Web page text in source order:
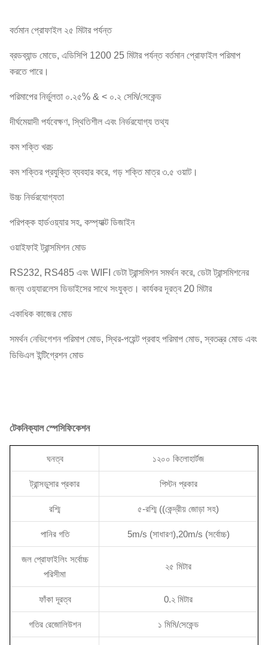
বর্তমান প্রোফাইল ২৫ মিটার পর্যন্ত
ব্রডব্যান্ড মোডে, এডিসিপি 1200 25 মিটার পর্যন্ত বর্তমান প্রোফাইল পরিমাপ
করতে পারে।
পরিমাপের নির্ভুলতা ০.২৫% & < ০.২ সেমি/সেকেন্ড
দীর্ঘমেয়াদী পর্যবেক্ষণ, স্থিতিশীল এবং নির্ভরযোগ্য তথ্য
কম শক্তি খরচ
কম শক্তির প্রযুক্তি ব্যবহার করে, গড় শক্তি মাত্র ৩.৫ ওয়াট।
উচ্চ নির্ভরযোগ্যতা
পরিপক্ক হার্ডওয়্যার সহ, কম্প্যাক্ট ডিজাইন
ওয়াইফাই ট্রান্সমিশন মোড
RS232, RS485 এবং WIFI ডেটা ট্রান্সমিশন সমর্থন করে, ডেটা ট্রান্সমিশনের
জন্য ওয়্যারলেস ডিভাইসের সাথে সংযুক্ত। কার্যকর দূরত্ব 20 মিটার
একাধিক কাজের মোড
সমর্থন নেভিগেশন পরিমাপ মোড, স্থির-পয়েন্ট প্রবাহ পরিমাপ মোড, স্বতন্ত্র মোড এবং
ডিভিএল ইন্টিগ্রেশন মোড
টেকনিক্যাল স্পেসিফিকেশন
ঘনত্ব ১২০০ কিলোহার্টজ
ট্রান্সডুসার প্রকার পিস্টন প্রকার
রশ্মি ৫-রশ্মি ((কেন্দ্রীয় জোড়া সহ)
পানির গতি 5m/s (সাধারণ),20m/s (সর্বোচ্চ)
জল প্রোফাইলিং সর্বোচ্চ
পরিসীমা
২৫ মিটার
ফাঁকা দূরত্ব 0.২ মিটার
গতির রেজোলিউশন ১ মিমি/সেকেন্ড